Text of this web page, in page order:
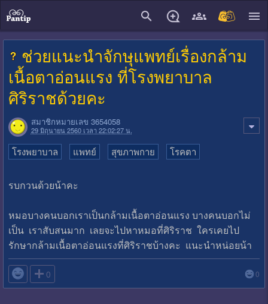
ช่วยแนะนำจักษุแพทย์เรื่องกล้าม
เนื้อตาอ่อนแรง ที่โรงพยาบาล
ศิริราชด้วยคะ
สมาชิกหมายเลข 3654058
29 มิถุนายน 2560 เวลา 22:02:27 น.
โรงพยาบาล แพทย์ สุขภาพกาย โรคตา
รบกวนด้วยน้าคะ
หมอบางคนบอกเราเป็นกล้ามเนื้อตาอ่อนแรง บางคนบอกไม่
เป็น เราสับสนมาก เลยจะไปหาหมอที่ศิริราช ใครเคยไป
รักษากล้ามเนื้อตาอ่อนแรงที่ศิริราชบ้างคะ แนะนำหน่อยน้า
 0 0
close